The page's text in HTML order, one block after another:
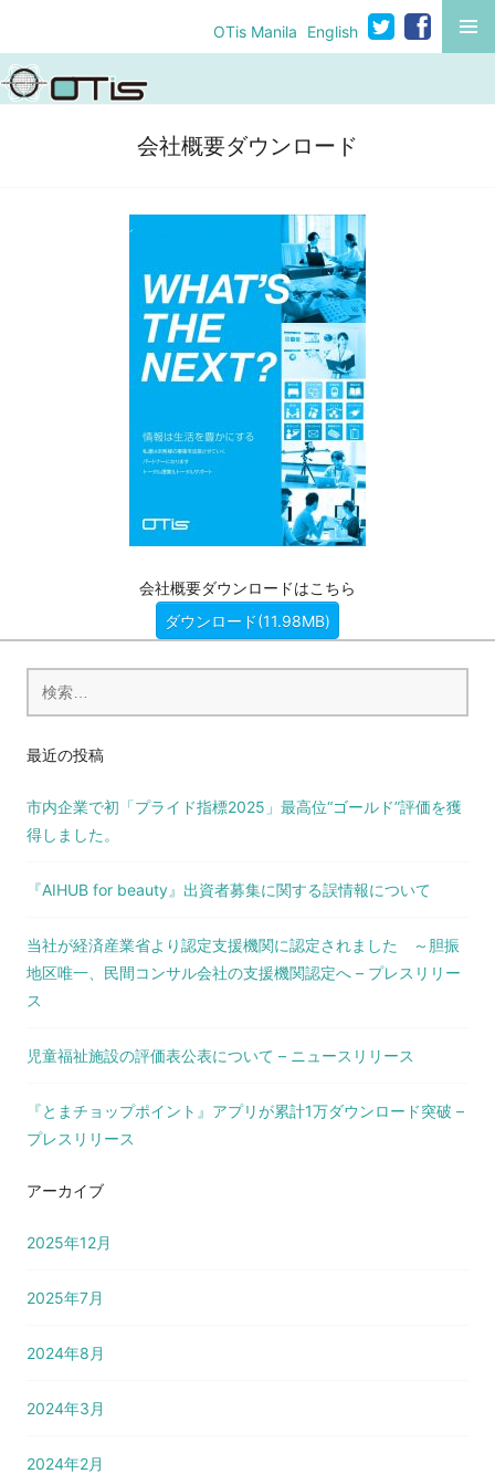
テ
ン
MENU
OTis Manila English
会社概要ダウンロード
会社概要ダウンロードはこちら
ダウンロード(11.98MB)
最近の投稿
市内企業で初「プライド指標2025」最高位“ゴールド”評価を獲
得しました。
『AIHUB for beauty』出資者募集に関する誤情報について
当社が経済産業省より認定支援機関に認定されました ～胆振
地区唯一、民間コンサル会社の支援機関認定へ – プレスリリー
ス
児童福祉施設の評価表公表について – ニュースリリース
『とまチョップポイント』アプリが累計1万ダウンロード突破 –
プレスリリース
アーカイブ
2025年12月
2025年7月
2024年8月
2024年3月
2024年2月